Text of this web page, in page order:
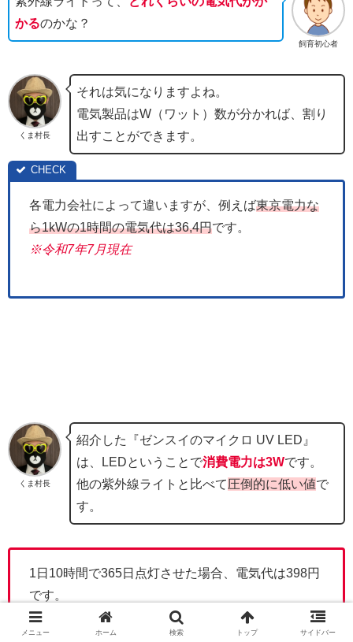
飼育初心者
かるのかな？
くま村長
それは気になりますよね。
電気製品はW（ワット）数が分かれば、割り
出すことができます。
各電力会社によって違いますが、例えば東京電力な
ら1kWの1時間の電気代は36,4円です。
※令和7年7月現在
くま村長
紹介した『ゼンスイのマイクロ UV LED』
は、LEDということで消費電力は3Wです。
他の紫外線ライトと比べて圧倒的に低い値で
す。
1日10時間で365日点灯させた場合、電気代は398円
です。
1ヶ月だと約33円ですね。
メニュー ホーム 検索 トップ サイドバー